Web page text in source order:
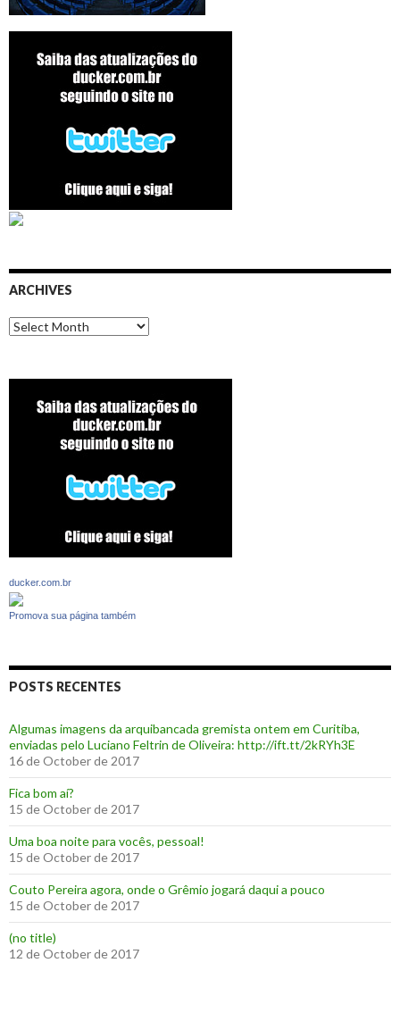
ARCHIVES
Archives
ducker.com.br
Promova sua página também
POSTS RECENTES
Algumas imagens da arquibancada gremista ontem em Curitiba,
enviadas pelo Luciano Feltrin de Oliveira: http://ift.tt/2kRYh3E
16 de October de 2017
‪Fica bom aí?‬
15 de October de 2017
Uma boa noite para vocês, pessoal!
15 de October de 2017
‪Couto Pereira agora, onde o Grêmio jogará daqui a pouco ‬
15 de October de 2017
(no title)
12 de October de 2017